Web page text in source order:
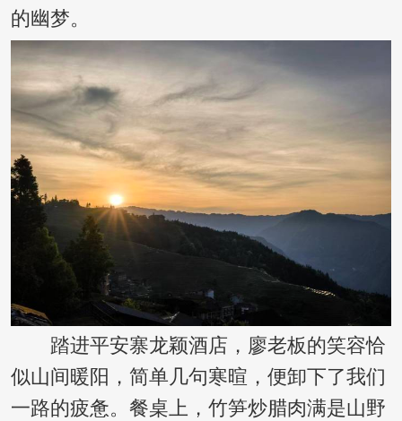
的幽梦。
踏进平安寨龙颖酒店，廖老板的笑容恰
似山间暖阳，简单几句寒暄，便卸下了我们
一路的疲惫。餐桌上，竹笋炒腊肉满是山野